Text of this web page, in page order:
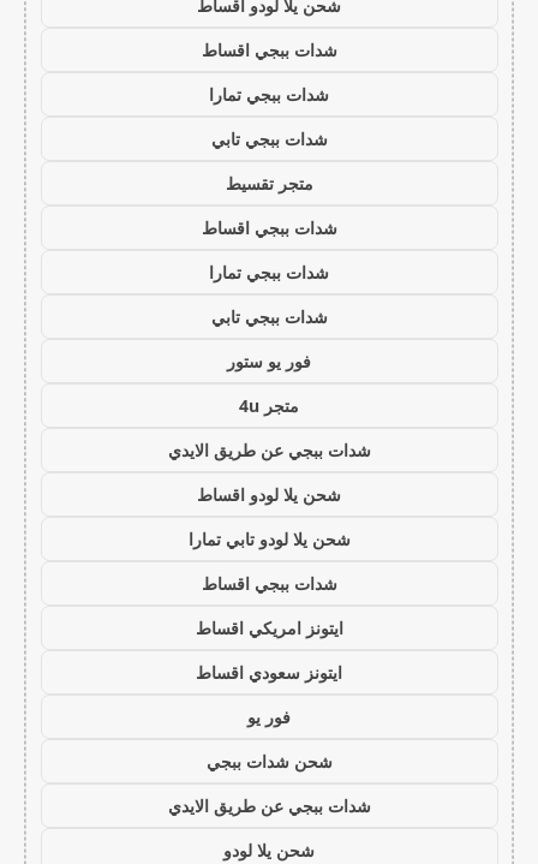
شحن يلا لودو اقساط
شدات ببجي اقساط
شدات ببجي تمارا
شدات ببجي تابي
متجر تقسيط
شدات ببجي اقساط
شدات ببجي تمارا
شدات ببجي تابي
فور يو ستور
متجر 4u
شدات ببجي عن طريق الايدي
شحن يلا لودو اقساط
شحن يلا لودو تابي تمارا
شدات ببجي اقساط
ايتونز امريكي اقساط
ايتونز سعودي اقساط
فور يو
شحن شدات ببجي
شدات ببجي عن طريق الايدي
شحن يلا لودو